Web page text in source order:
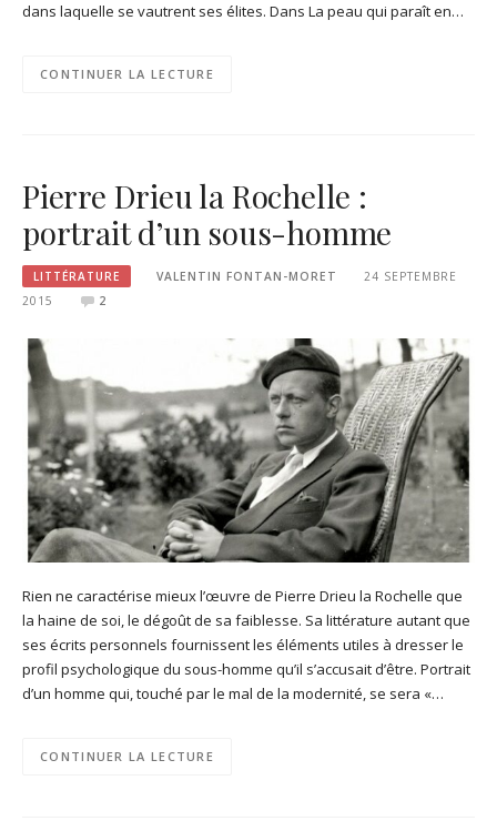
dans laquelle se vautrent ses élites. Dans La peau qui paraît en…
CONTINUER LA LECTURE
Pierre Drieu la Rochelle :
portrait d’un sous-homme
LITTÉRATURE VALENTIN FONTAN-MORET
24 SEPTEMBRE
2015
2
Rien ne caractérise mieux l’œuvre de Pierre Drieu la Rochelle que
la haine de soi, le dégoût de sa faiblesse. Sa littérature autant que
ses écrits personnels fournissent les éléments utiles à dresser le
profil psychologique du sous-homme qu’il s’accusait d’être. Portrait
d’un homme qui, touché par le mal de la modernité, se sera «…
CONTINUER LA LECTURE